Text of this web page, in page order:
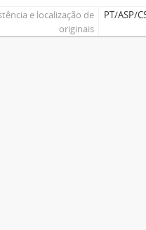
e localização de
originais
PT/ASP/